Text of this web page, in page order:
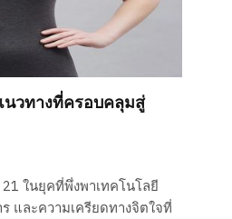
วทางที่ครอบคลุมสู่
ในยุคที่พึ่งพาเทคโนโลยี
และความเครียดทางจิตใจที่